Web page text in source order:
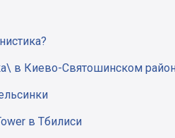
в Киево-Святошинском
в Тбилиси